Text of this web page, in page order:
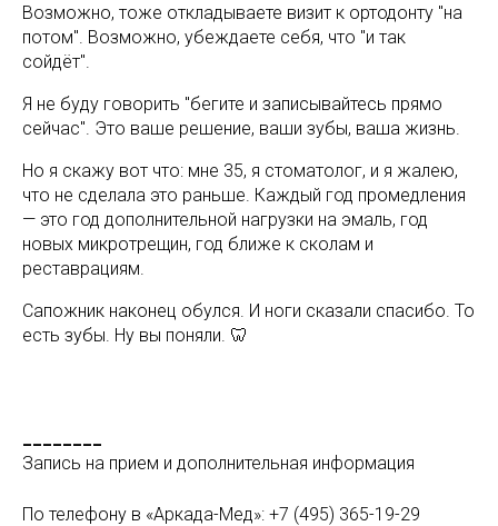
Возможно, тоже откладываете визит к ортодонту "на
потом". Возможно, убеждаете себя, что "и так
сойдёт".
Я не буду говорить "бегите и записывайтесь прямо
сейчас". Это ваше решение, ваши зубы, ваша жизнь.
Но я скажу вот что: мне 35, я стоматолог, и я жалею,
что не сделала это раньше. Каждый год промедления
— это год дополнительной нагрузки на эмаль, год
новых микротрещин, год ближе к сколам и
реставрациям.
Сапожник наконец обулся. И ноги сказали спасибо. То
есть зубы. Ну вы поняли. 🦷
Запись на прием и дополнительная информация
По телефону в «Аркада-Мед»: +7 (495) 365-19-29